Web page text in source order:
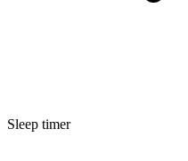
Sleep timer